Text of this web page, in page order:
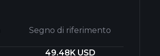
Segno di riferimento
49.48K USD